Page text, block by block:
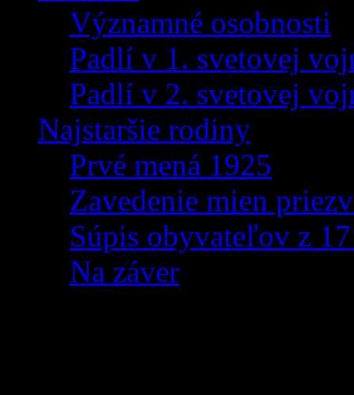
Významné osobnosti
Padlí v 1. svetovej
Padlí v 2. svetovej
Najstaršie rodiny
Prvé mená 1925
Zavedenie mien
Súpis obyvateľov z
Na záver